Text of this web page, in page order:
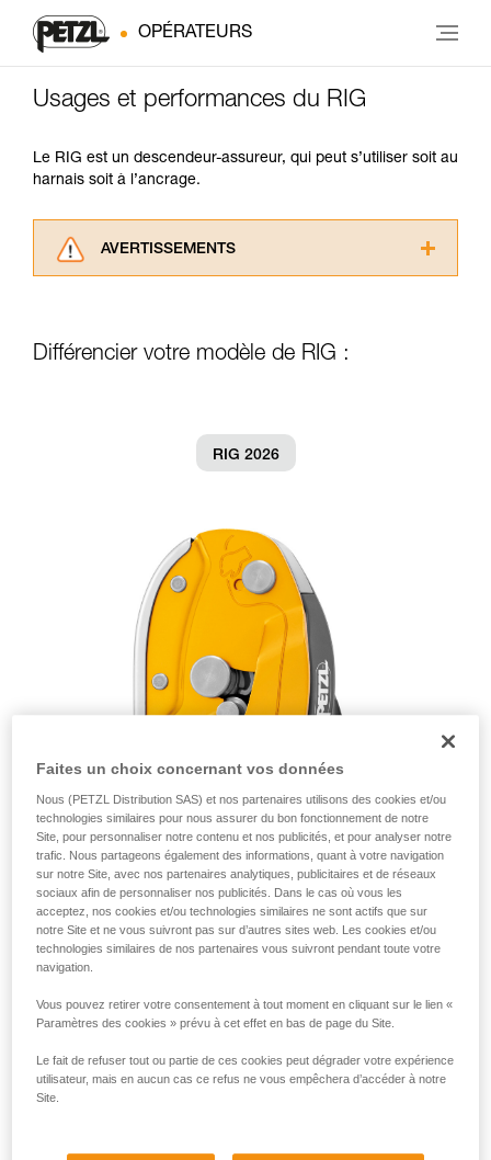
OPÉRATEURS
Usages et performances du RIG
Le RIG est un descendeur-assureur, qui peut s’utiliser soit au
harnais soit à l’ancrage.
AVERTISSEMENTS
informations de la notice technique pour
formation et un entraînement spécifique. Validez
avec un professionnel votre capacité à refaire
Nous donnons des exemples de techniques
liées à votre activité. Il peut en exister d’autres
que nous ne décrivons pas ici.
Différencier votre modèle de RIG :
RIG 2026
Faites un choix concernant vos données
Nous (PETZL Distribution SAS) et nos partenaires utilisons des cookies et/ou
technologies similaires pour nous assurer du bon fonctionnement de notre
Site, pour personnaliser notre contenu et nos publicités, et pour analyser notre
trafic. Nous partageons également des informations, quant à votre navigation
sur notre Site, avec nos partenaires analytiques, publicitaires et de réseaux
sociaux afin de personnaliser nos publicités. Dans le cas où vous les
acceptez, nos cookies et/ou technologies similaires ne sont actifs que sur
notre Site et ne vous suivront pas sur d’autres sites web. Les cookies et/ou
technologies similaires de nos partenaires vous suivront pendant toute votre
navigation.
Vous pouvez retirer votre consentement à tout moment en cliquant sur le lien «
Paramètres des cookies » prévu à cet effet en bas de page du Site.
Le fait de refuser tout ou partie de ces cookies peut dégrader votre expérience
utilisateur, mais en aucun cas ce refus ne vous empêchera d’accéder à notre
Site.